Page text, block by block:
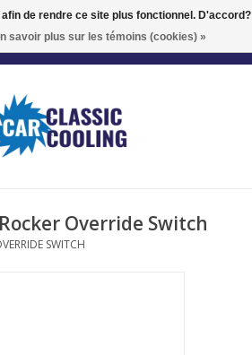
0 Articles - €0,00
Override Switch
SWITCH
de rendre ce site plus fonctionnel. D'accord?
savoir plus sur les témoins (cookies) »